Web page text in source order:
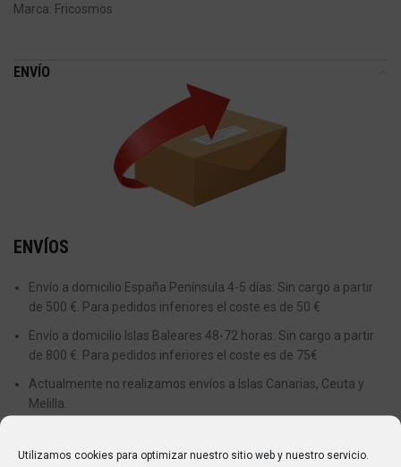
Utilizamos cookies para optimizar nuestro sitio web y nuestro servicio.
Marca: Fricosmos
ENVÍO
ENVÍOS
Envío a domicilio España Península 4-5 días: Sin cargo a partir
de 500 €. Para pedidos inferiores el coste es de 50 €
Envío a domicilio Islas Baleares 48-72 horas: Sin cargo a partir
de 800 €. Para pedidos inferiores el coste es de 75€
Actualmente no realizamos envíos a Islas Canarias, Ceuta y
Melilla.
ENTREGAS